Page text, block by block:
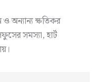
ও অন্যান্য ক্ষতিকর
সমস্যা, হার্ট